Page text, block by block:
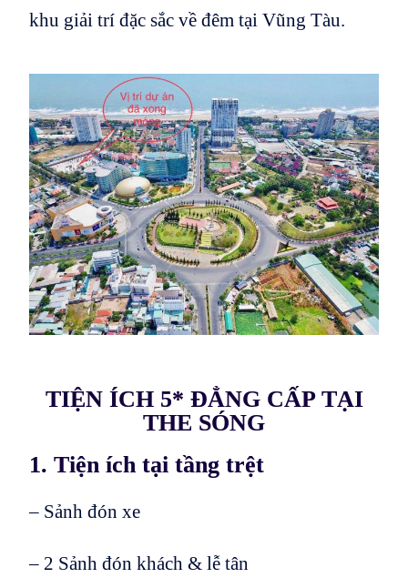
khu giải trí đặc sắc về đêm tại Vũng Tàu.
TIỆN ÍCH 5* ĐẲNG CẤP TẠI
THE SÓNG
1. Tiện ích tại tầng trệt
– Sảnh đón xe
– 2 Sảnh đón khách & lễ tân